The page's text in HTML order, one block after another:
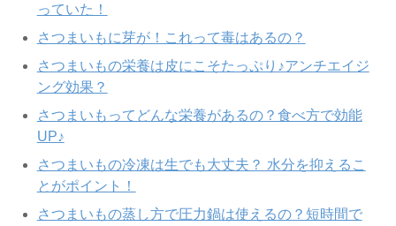
っていた！
さつまいもに芽が！これって毒はあるの？
さつまいもの栄養は皮にこそたっぷり♪アンチエイジ
ング効果？
さつまいもってどんな栄養があるの？食べ方で効能
UP♪
さつまいもの冷凍は生でも大丈夫？ 水分を抑えるこ
とがポイント！
さつまいもの蒸し方で圧力鍋は使えるの？短時間で